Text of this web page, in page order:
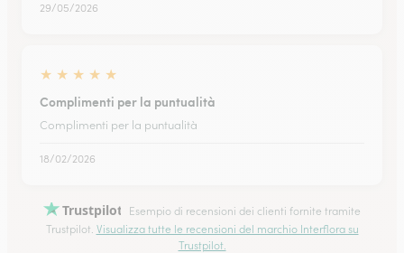
29/05/2026
★ ★ ★ ★ ★
Complimenti per la puntualità
Complimenti per la puntualità
18/02/2026
Trustpilot
Esempio di recensioni dei clienti fornite tramite
Trustpilot. Visualizza tutte le recensioni del marchio Interflora su
Trustpilot.